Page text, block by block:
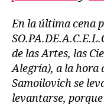
En la última cena
de las Artes, las
Alegría), a la hora
Samoilovich se
levantarse,